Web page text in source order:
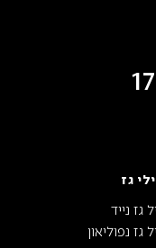
גז
גז נייד
גז נפוליאון